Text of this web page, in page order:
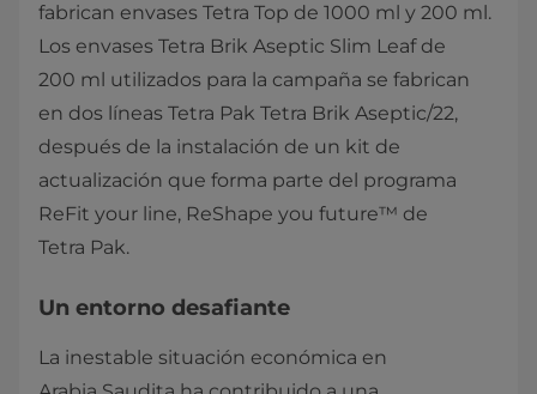
fabrican envases Tetra Top de 1000 ml y 200 ml.
Los envases Tetra Brik Aseptic Slim Leaf de
200 ml utilizados para la campaña se fabrican
en dos líneas Tetra Pak Tetra Brik Aseptic/22,
después de la instalación de un kit de
actualización que forma parte del programa
ReFit your line, ReShape you future™ de
Tetra Pak.
​Un entorno desafiante
La inestable situación económica en